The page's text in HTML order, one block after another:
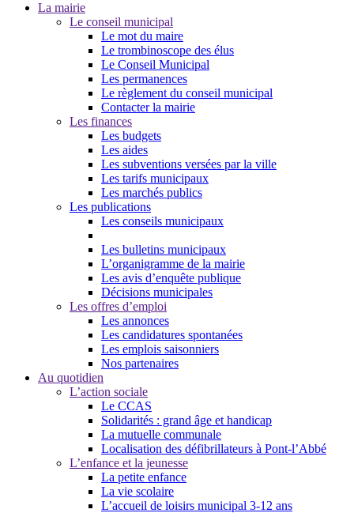
La mairie
Le conseil municipal
Le mot du maire
Le trombinoscope des élus
Le Conseil Municipal
Les permanences
Le règlement du conseil municipal
Contacter la mairie
Les finances
Les budgets
Les aides
Les subventions versées par la ville
Les tarifs municipaux
Les marchés publics
Les publications
Les conseils municipaux
Les bulletins municipaux
L’organigramme de la mairie
Les avis d’enquête publique
Décisions municipales
Les offres d’emploi
Les annonces
Les candidatures spontanées
Les emplois saisonniers
Nos partenaires
Au quotidien
L’action sociale
Le CCAS
Solidarités : grand âge et handicap
La mutuelle communale
Localisation des défibrillateurs à Pont-l’Abbé
L’enfance et la jeunesse
La petite enfance
La vie scolaire
L’accueil de loisirs municipal 3-12 ans